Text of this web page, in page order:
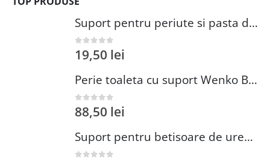
Suport pentru periute si pasta de dinti Wenko Brasil Petrol 7.3 x 10.3 cm plastic verde inchis
0 out of 5
19,50 lei
Perie toaleta cu suport Wenko Brasil Petrol 10x37 cm plastic verde inchis
0out of 5
88,50 lei
Suport pentru betisoare de urechi si dischete demachiante Wenko 18 cm inox plastic argintiu